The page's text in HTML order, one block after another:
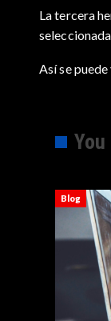
La tercera
Así se
Blog